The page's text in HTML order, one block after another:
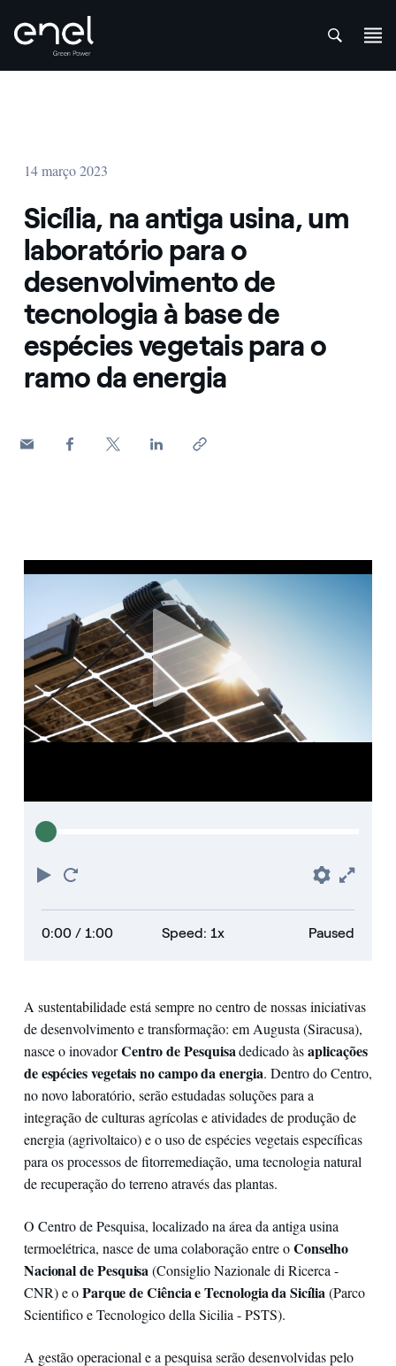
14 março 2023
Sicília, na antiga usina, um
laboratório para o
desenvolvimento de
tecnologia à base de
espécies vegetais para o
ramo da energia
Play
0:00/ 1:00 Speed: 1x Paused
A sustentabilidade está sempre no centro de nossas iniciativas
de desenvolvimento e transformação: em Augusta (Siracusa),
nasce o inovadorCentro de Pesquisadedicado àsaplicações
de espécies vegetais no campo da energia. Dentro do Centro,
no novo laboratório, serão estudadas soluções para a
integração de culturas agrícolas e atividades de produção de
energia (agrivoltaico) e o uso de espécies vegetais específicas
para os processos de fitorremediação, uma tecnologia natural
de recuperação do terreno através das plantas.
O Centro de Pesquisa, localizado na área da antiga usina
termoelétrica, nasce de uma colaboração entre oConselho
Nacional de Pesquisa(Consiglio Nazionale di Ricerca -
CNR) e oParque de Ciência e Tecnologia da Sicília (Parco
Scientifico e Tecnologico della Sicilia - PSTS).
A gestão operacional e a pesquisa serão desenvolvidas pelo